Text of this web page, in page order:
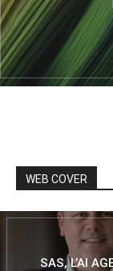
WEB COVER
SAS, L’AI